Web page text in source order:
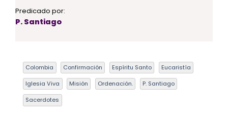
Predicado por:
P. Santiago
Colombia Confirmación Espíritu Santo Eucaristía
Iglesia Viva Misión Ordenación. P. Santiago
Sacerdotes